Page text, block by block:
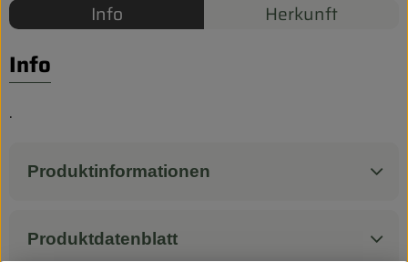
Firmenkunden
Info Herkunft
Info
.
Produktinformationen
Produktdatenblatt